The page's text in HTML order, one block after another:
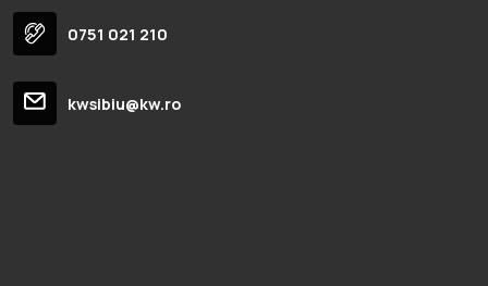
0751 021 210
kwsibiu@kw.ro